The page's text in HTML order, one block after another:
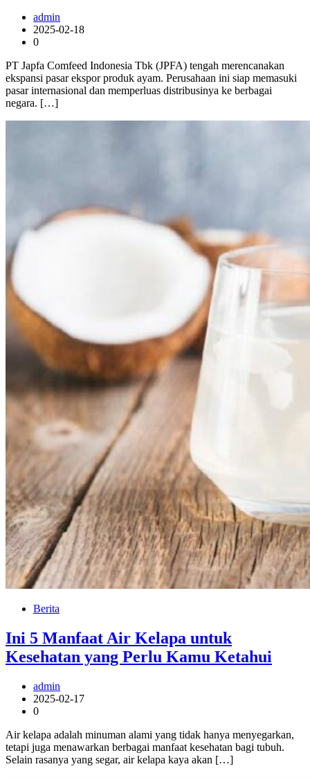
admin
2025-02-18
0
PT Japfa Comfeed Indonesia Tbk (JPFA) tengah merencanakan
ekspansi pasar ekspor produk ayam. Perusahaan ini siap memasuki
pasar internasional dan memperluas distribusinya ke berbagai
negara. […]
Berita
Ini 5 Manfaat Air Kelapa untuk
Kesehatan yang Perlu Kamu Ketahui
admin
2025-02-17
0
Air kelapa adalah minuman alami yang tidak hanya menyegarkan,
tetapi juga menawarkan berbagai manfaat kesehatan bagi tubuh.
Selain rasanya yang segar, air kelapa kaya akan […]